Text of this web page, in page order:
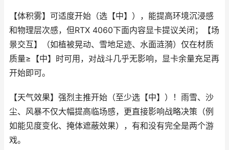
【体积雾】可适度开始（选【中】），能提高环境沉浸感
和物理层次感，但RTX 4060下面内容显卡提议关闭；【场
景交互】（如植被晃动、雪地足迹、水面涟漪）仅在材质
质量≥【中】时可用，对战斗几乎无影响，显卡余量充足再
开始即可。
【天气效果】强烈主推开始（至少选【中】）！雨雪、沙
尘、风暴不仅大幅提高临场感，更直接影响战略决策（例
如能见度变化、掩体遮蔽效果），有和没有完全是两个游
戏。